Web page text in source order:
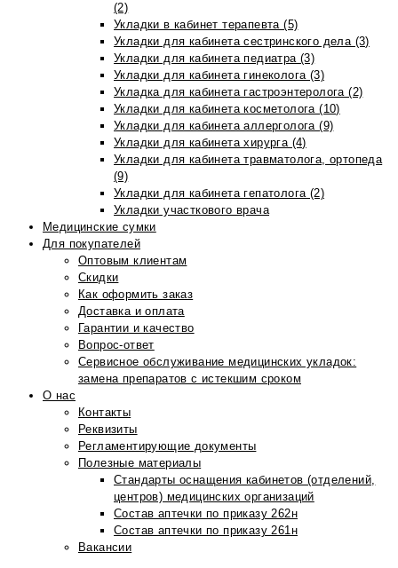
(2)
Укладки в кабинет терапевта (5)
Укладки для кабинета сестринского дела (3)
Укладки для кабинета педиатра (3)
Укладки для кабинета гинеколога (3)
Укладка для кабинета гастроэнтеролога (2)
Укладки для кабинета косметолога (10)
Укладки для кабинета аллерголога (9)
Укладки для кабинета хирурга (4)
Укладки для кабинета травматолога, ортопеда
(9)
Укладки для кабинета гепатолога (2)
Укладки участкового врача
Медицинские сумки
Для покупателей
Оптовым клиентам
Скидки
Как оформить заказ
Доставка и оплата
Гарантии и качество
Вопрос-ответ
Сервисное обслуживание медицинских укладок:
замена препаратов с истекшим сроком
О нас
Контакты
Реквизиты
Регламентирующие документы
Полезные материалы
Стандарты оснащения кабинетов (отделений,
центров) медицинских организаций
Состав аптечки по приказу 262н
Состав аптечки по приказу 261н
Вакансии